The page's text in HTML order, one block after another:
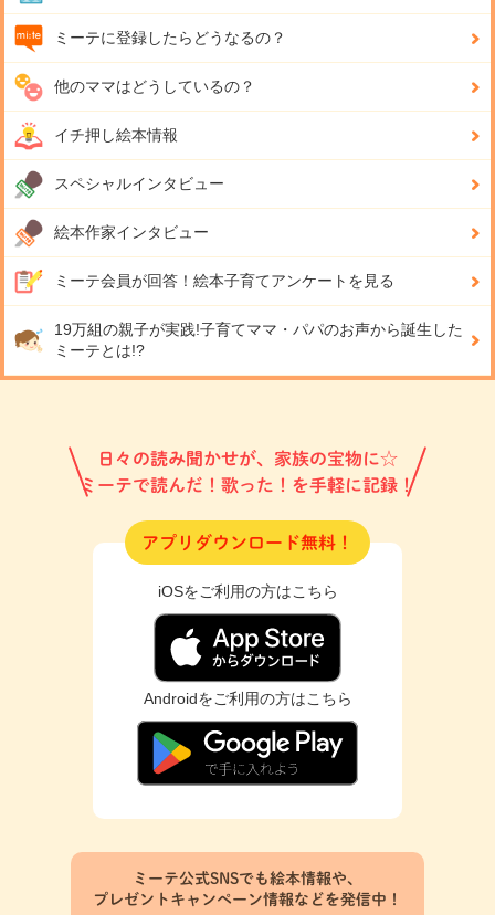
ミーテに登録したらどうなるの？
他のママはどうしているの？
イチ押し絵本情報
スペシャルインタビュー
絵本作家インタビュー
ミーテ会員が回答！ 絵本子育てアンケートを見る
19万組の親子が実践!子育てママ・パパのお声から誕生した
ミーテとは!?
日々の読み聞かせが、家族の宝物に☆
ミーテで読んだ！歌った！を手軽に記録！
アプリダウンロード無料！
iOSをご利用の方はこちら
Androidをご利用の方はこちら
ミーテ公式SNSでも絵本情報や、
プレゼントキャンペーン情報などを発信中！